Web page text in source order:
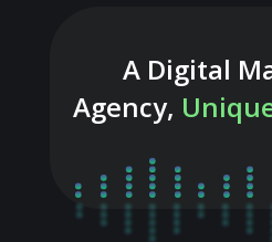
A Digital
Agency,